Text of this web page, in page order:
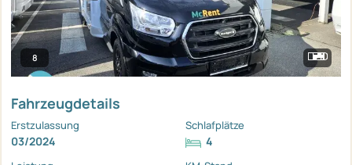
8
Fahrzeugdetails
Erstzulassung
03/2024
Schlafplätze
4